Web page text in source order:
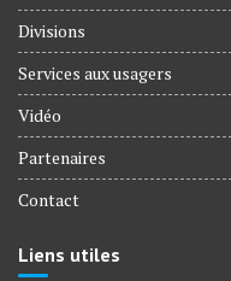
Divisions
Services aux usagers
Vidéo
Partenaires
Contact
Liens utiles